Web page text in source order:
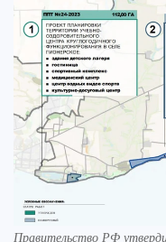
Правительство РФ